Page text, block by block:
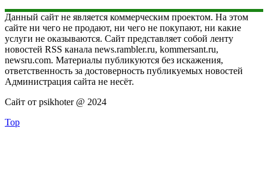
Данный сайт не является коммерческим проектом. На этом
сайте ни чего не продают, ни чего не покупают, ни какие
услуги не оказываются. Сайт представляет собой ленту
новостей RSS канала news.rambler.ru, kommersant.ru,
newsru.com. Материалы публикуются без искажения,
ответственность за достоверность публикуемых новостей
Администрация сайта не несёт.
Сайт от psikhoter @ 2024
Top